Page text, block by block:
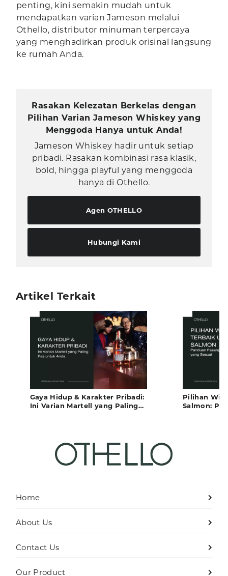
penting, kini semakin mudah untuk
mendapatkan varian Jameson melalui
Othello, distributor minuman terpercaya
yang menghadirkan produk orisinal langsung
ke rumah Anda.
Rasakan Kelezatan Berkelas dengan
Pilihan Varian Jameson Whiskey yang
Menggoda Hanya untuk Anda!
Jameson Whiskey hadir untuk setiap
pribadi. Rasakan kombinasi rasa klasik,
bold, hingga playful yang menggoda
hanya di Othello.
Agen OTHELLO
Hubungi Kami
Artikel Terkait
Gaya Hidup & Karakter Pribadi:
Ini Varian Martell yang Paling
Pilihan
Salmon:
Home
About Us
Contact Us
Our Product